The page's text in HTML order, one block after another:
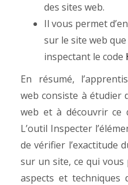
des sites web.
Il vous permet
sur le site web
inspectant le code
En résumé,
web consiste à étudier
web et à découvrir ce
L’outil Inspecter
de vérifier l’exactitude
sur un site, ce qui vous
aspects et